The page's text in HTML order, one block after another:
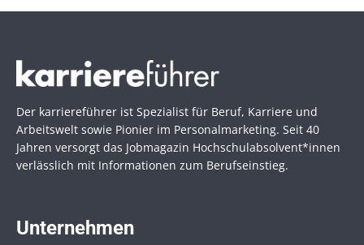
Der karriereführer ist Spezialist für Beruf, Karriere und
Arbeitswelt sowie Pionier im Personal­marketing. Seit 40
Jahren versorgt das Jobmagazin Hochschul­absolvent*innen
verlässlich mit Informationen zum Berufseinstieg.
Unternehmen